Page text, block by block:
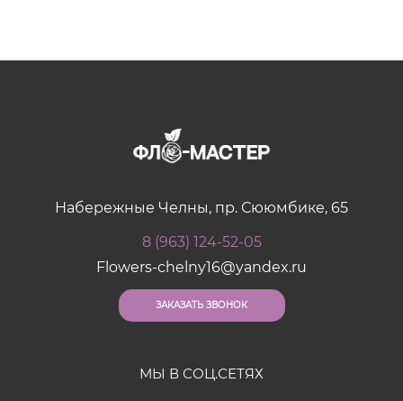
Набережные Челны, пр. Сююмбике, 65
8 (963) 124-52-05
Flowers-chelny16@yandex.ru
ЗАКАЗАТЬ ЗВОНОК
МЫ В СОЦ.СЕТЯХ